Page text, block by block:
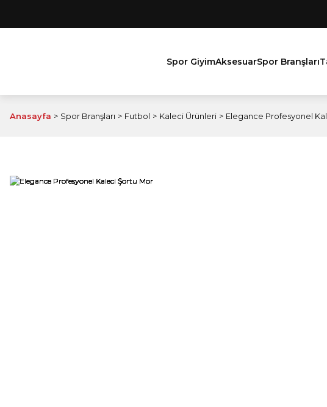
Spor GiyimAksesuarSpor Branşları
Anasayfa Spor Branşları Futbol Kaleci Ürünleri Elegance Profesyonel